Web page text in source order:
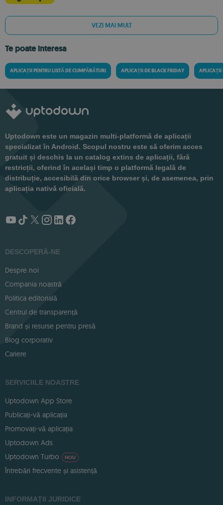
VEZI MAI MULT
Te poate interesa
APLICAȚII PENTRU LISTĂ DE CUMPĂRĂTURI APLICAȚII DE BLACK FRIDAY APLICAȚII
Uptodown este un magazin multi-platformă de aplicații
specializat în Android. Scopul nostru este să oferim acces
gratuit și deschis la un catalog extins de aplicații, fără
restricții, oferind în același timp o platformă legală de
distribuție, accesibilă din orice browser și, de asemenea, prin
aplicația nativă oficială.
DESCOPERĂ-NE
Despre noi
Compania noastră
Politica editorială
Centrul de transparență
Brand și resurse pentru presă
Blog corporativ
Cariere
SERVICIILE NOASTRE
Uptodown App Store
Publicați-vă aplicația
Promovați-vă aplicația
Uptodown Ads
Uptodown Turbo
NOU
Întrebări frecvente și asistență
INFORMAȚII JURIDICE